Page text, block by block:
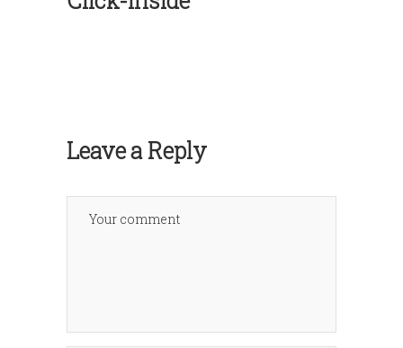
Leave a Reply